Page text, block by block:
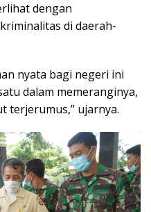
dengan
di daerah-
nyata bagi negeri ini
dalam memeranginya,
terjerumus,” ujarnya.